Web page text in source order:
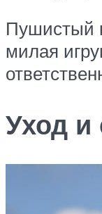
Пушистый
милая
Уход и